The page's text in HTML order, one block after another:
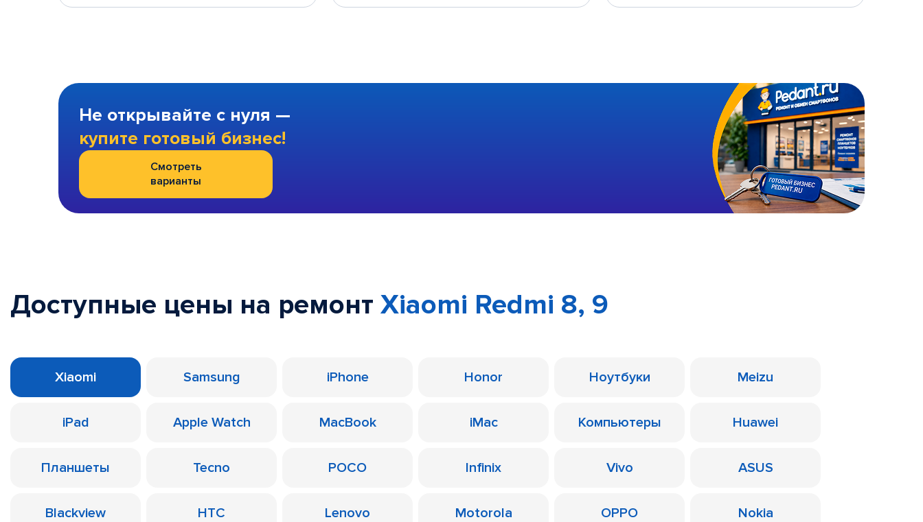
Не открывайте с нуля —
купите готовый бизнес!
Смотреть
варианты
Доступные цены на ремонт Xiaomi Redmi 8, 9
Xiaomi Samsung iPhone Honor Ноутбуки Meizu
iPad Apple Watch MacBook iMac Компьютеры Huawei
Планшеты Tecno POCO Infinix Vivo ASUS
Blackview HTC Lenovo Motorola OPPO Nokia